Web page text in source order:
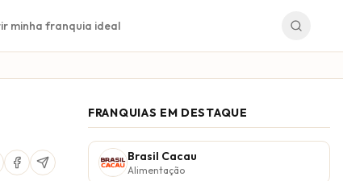
minha franquia ideal
FRANQUIAS EM DESTAQUE
Brasil Cacau
Alimentação